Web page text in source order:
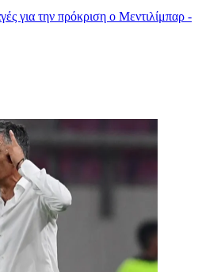
για την πρόκριση ο Μεντιλίμπαρ -